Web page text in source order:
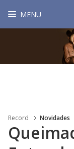
MENU
Record Novidades